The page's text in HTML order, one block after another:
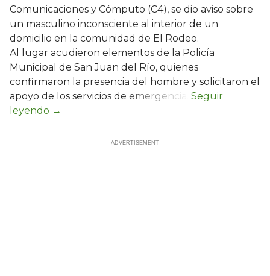
Comunicaciones y Cómputo (C4), se dio aviso sobre
un masculino inconsciente al interior de un
domicilio en la comunidad de El Rodeo.
Al lugar acudieron elementos de la Policía
Municipal de San Juan del Río, quienes
confirmaron la presencia del hombre y solicitaron el
apoyo de los servicios de emergencia.